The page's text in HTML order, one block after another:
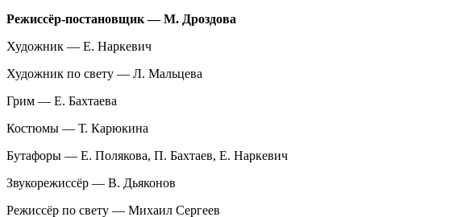
Режиссёр-постановщик — М. Дроздова
Художник — Е. Наркевич
Художник по свету — Л. Мальцева
Грим — Е. Бахтаева
Костюмы — Т. Карюкина
Бутафоры — Е. Полякова, П. Бахтаев, Е. Наркевич
Звукорежиссёр — В. Дьяконов
Режиссёр по свету — Михаил Сергеев